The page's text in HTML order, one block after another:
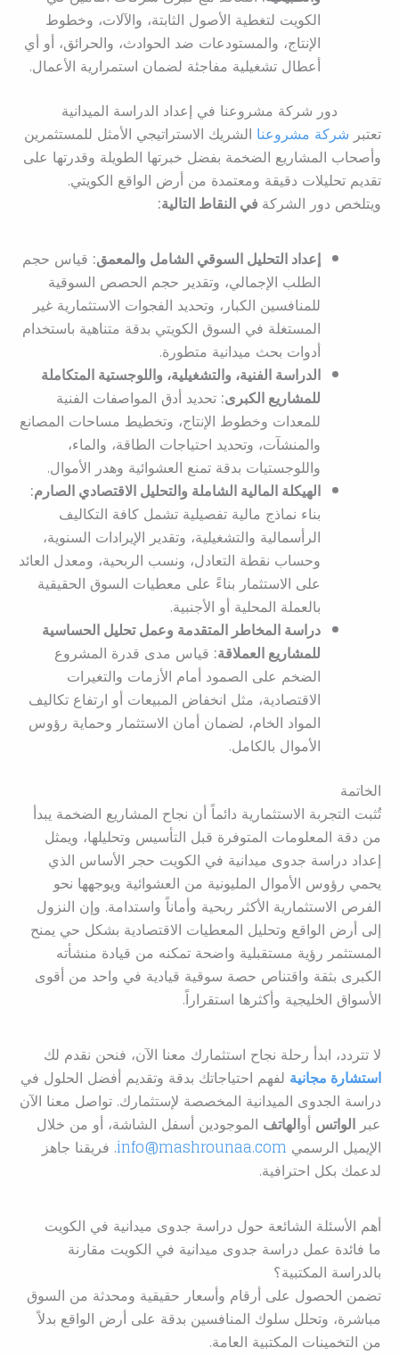
الكويت لتغطية الأصول الثابتة، والآلات، وخطوط
الإنتاج، والمستودعات ضد الحوادث، والحرائق، أو أي
أعطال تشغيلية مفاجئة لضمان استمرارية الأعمال.
دور شركة مشروعنا في إعداد الدراسة الميدانية
تعتبر شركة مشروعنا الشريك الاستراتيجي الأمثل للمستثمرين
وأصحاب المشاريع الضخمة بفضل خبرتها الطويلة وقدرتها على
تقديم تحليلات دقيقة ومعتمدة من أرض الواقع الكويتي.
ويتلخص دور الشركة في النقاط التالية:
إعداد التحليل السوقي الشامل والمعمق: قياس حجم
الطلب الإجمالي، وتقدير حجم الحصص السوقية
للمنافسين الكبار، وتحديد الفجوات الاستثمارية غير
المستغلة في السوق الكويتي بدقة متناهية باستخدام
أدوات بحث ميدانية متطورة.
الدراسة الفنية، والتشغيلية، واللوجستية المتكاملة
للمشاريع الكبرى: تحديد أدق المواصفات الفنية
للمعدات وخطوط الإنتاج، وتخطيط مساحات المصانع
والمنشآت، وتحديد احتياجات الطاقة، والماء،
واللوجستيات بدقة تمنع العشوائية وهدر الأموال.
الهيكلة المالية الشاملة والتحليل الاقتصادي الصارم:
بناء نماذج مالية تفصيلية تشمل كافة التكاليف
الرأسمالية والتشغيلية، وتقدير الإيرادات السنوية،
وحساب نقطة التعادل، ونسب الربحية، ومعدل العائد
على الاستثمار بناءً على معطيات السوق الحقيقية
بالعملة المحلية أو الأجنبية.
دراسة المخاطر المتقدمة وعمل تحليل الحساسية
للمشاريع العملاقة: قياس مدى قدرة المشروع
الضخم على الصمود أمام الأزمات والتغيرات
الاقتصادية، مثل انخفاض المبيعات أو ارتفاع تكاليف
المواد الخام، لضمان أمان الاستثمار وحماية رؤوس
الأموال بالكامل.
الخاتمة
تُثبت التجربة الاستثمارية دائماً أن نجاح المشاريع الضخمة يبدأ
من دقة المعلومات المتوفرة قبل التأسيس وتحليلها، ويمثل
إعداد دراسة جدوى ميدانية في الكويت حجر الأساس الذي
يحمي رؤوس الأموال المليونية من العشوائية ويوجهها نحو
الفرص الاستثمارية الأكثر ربحية وأماناً واستدامة. وإن النزول
إلى أرض الواقع وتحليل المعطيات الاقتصادية بشكل حي يمنح
المستثمر رؤية مستقبلية واضحة تمكنه من قيادة منشأته
الكبرى بثقة واقتناص حصة سوقية قيادية في واحد من أقوى
الأسواق الخليجية وأكثرها استقراراً.
لا تتردد، ابدأ رحلة نجاح استثمارك معنا الآن، فنحن نقدم لك
استشارة مجانية لفهم احتياجاتك بدقة وتقديم أفضل الحلول في
دراسة الجدوى الميدانية المخصصة لإستثمارك. تواصل معنا الآن
عبر الواتس أوالهاتف الموجودين أسفل الشاشة، أو من خلال
الإيميل الرسمي info@mashrounaa.com. فريقنا جاهز
لدعمك بكل احترافية.
أهم الأسئلة الشائعة حول دراسة جدوى ميدانية في الكويت
ما فائدة عمل دراسة جدوى ميدانية في الكويت مقارنة
بالدراسة المكتبية؟
تضمن الحصول على أرقام وأسعار حقيقية ومحدثة من السوق
مباشرة، وتحلل سلوك المنافسين بدقة على أرض الواقع بدلاً
من التخمينات المكتبية العامة.